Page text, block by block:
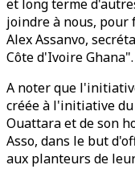
et long terme
joindre à nous, pour
Alex Assanvo,
Côte d'Ivoire Ghana".
A noter que
créée à l'initiative
Ouattara et de son
Asso, dans le but
aux planteurs de